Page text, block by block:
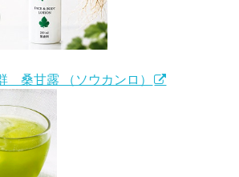
桑甘露 （ソウカンロ）